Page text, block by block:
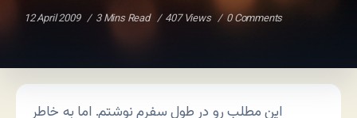
12 April 2009 3 Mins Read 407 Views 0 Comments
این مطلب رو در طول سفرم نوشتم. اما به خاطر